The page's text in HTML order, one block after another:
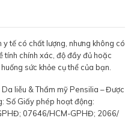
tế có chất lượng, nhưng không có
tính chính xác, độ đầy đủ hoặc
sức khỏe cụ thể của bạn.
liễu & Thẩm mỹ Pensilia – Được
Số Giấy phép hoạt động:
07646/HCM-GPHĐ; 2066/